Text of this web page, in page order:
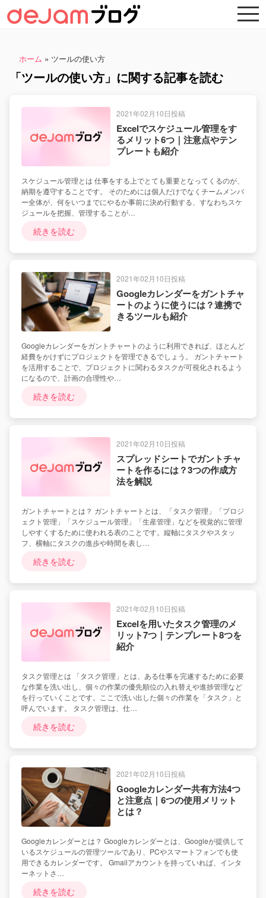
ホーム » ツールの使い方
「ツールの使い方」に関する記事を読む
2021年02月10日投稿
Excelでスケジュール管理をす
るメリット6つ｜注意点やテン
プレートも紹介
スケジュール管理とは 仕事をする上でとても重要となってくるのが、
納期を遵守することです。 そのためには個人だけでなくチームメンバ
ー全体が、何をいつまでにやるか事前に決め行動する、すなわちスケ
ジュールを把握、管理することが…
続きを読む
2021年02月10日投稿
Googleカレンダーをガントチャ
ートのように使うには？連携で
きるツールも紹介
Googleカレンダーをガントチャートのように利用できれば、ほとんど
経費をかけずにプロジェクトを管理できるでしょう。 ガントチャート
を活用することで、プロジェクトに関わるタスクが可視化されるよう
になるので、計画の合理性や…
続きを読む
2021年02月10日投稿
スプレッドシートでガントチャ
ートを作るには？3つの作成方
法を解説
ガントチャートとは？ ガントチャートとは、「タスク管理」「プロジ
ェクト管理」「スケジュール管理」「生産管理」などを視覚的に管理
しやすくするために使われる表のことです。縦軸にタスクやスタッ
フ、横軸にタスクの進歩や時間を表し…
続きを読む
2021年02月10日投稿
Excelを用いたタスク管理のメ
リット7つ｜テンプレート8つを
紹介
タスク管理とは 「タスク管理」とは、ある仕事を完遂するために必要
な作業を洗い出し、個々の作業の優先順位の入れ替えや進捗管理など
を行っていくことです。ここで洗い出した個々の作業を「タスク」と
呼んでいます。 タスク管理は、仕…
続きを読む
2021年02月10日投稿
Googleカレンダー共有方法4つ
と注意点｜6つの使用メリット
とは？
Googleカレンダーとは？ Googleカレンダーとは、Googleが提供して
いるスケジュールの管理ツールであり、PCやスマートフォンでも使
用できるカレンダーです。 Gmailアカウントを持っていれば、インタ
ーネットさ…
続きを読む